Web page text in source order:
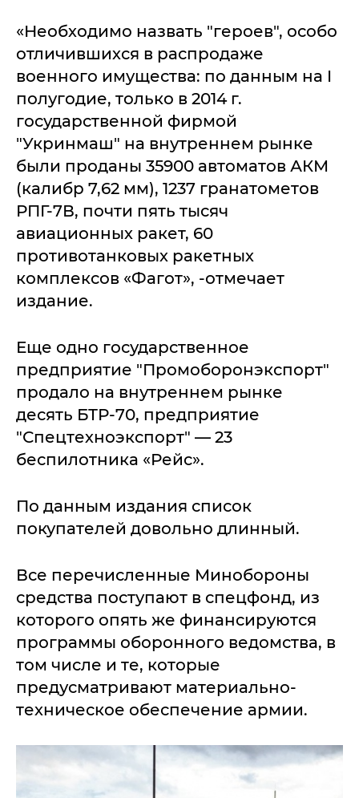
«Необходимо назвать "героев", особо
отличившихся в распродаже
военного имущества: по данным на I
полугодие, только в 2014 г.
государственной фирмой
"Укринмаш" на внутреннем рынке
были проданы 35900 автоматов АКМ
(калибр 7,62 мм), 1237 гранатометов
РПГ-7В, почти пять тысяч
авиационных ракет, 60
противотанковых ракетных
комплексов «Фагот», -отмечает
издание.
Еще одно государственное
предприятие "Промоборонэкспорт"
продало на внутреннем рынке
десять БТР-70, предприятие
"Спецтехноэкспорт" — 23
беспилотника «Рейс».
По данным издания список
покупателей довольно длинный.
Все перечисленные Минобороны
средства поступают в спецфонд, из
которого опять же финансируются
программы оборонного ведомства, в
том числе и те, которые
предусматривают материально-
техническое обеспечение армии.